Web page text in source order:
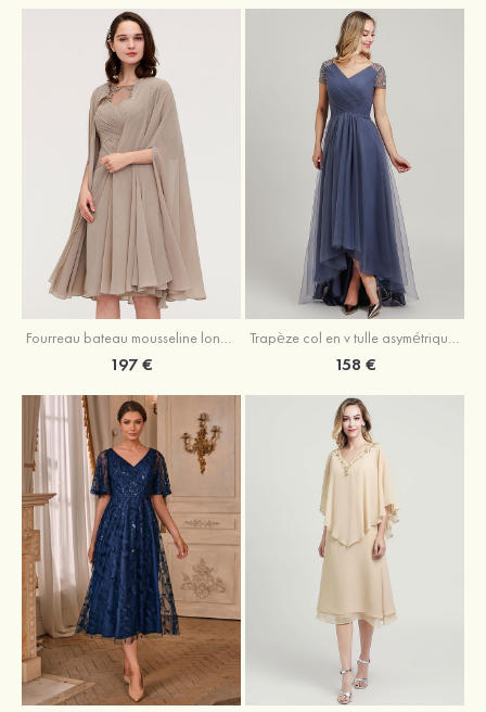
Fourreau bateau mousseline longueur genou robe de mère de la mariée avec appliqué plissé veste
197 €
Trapèze col en v tulle asymétrique robe de mère de la mariée
158 €